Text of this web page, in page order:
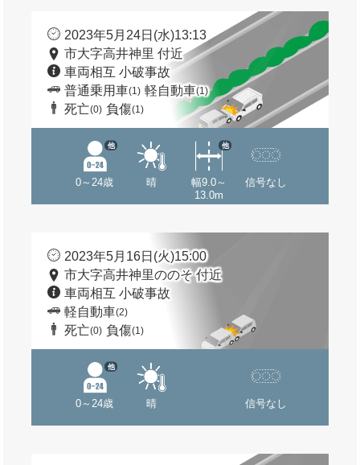
2023年5月24日(水)13:13
市大字高井神里 付近
車両相互 小破事故
普通乗用車(1) 軽自動車(1)
死亡(0) 負傷(1)
0～24歳
他
晴
幅9.0～
13.0m
他
信号なし
2023年5月16日(火)15:00
市大字高井神里ののそ 付近
車両相互 小破事故
軽自動車(2)
死亡(0) 負傷(1)
0～24歳
他
晴 信号なし